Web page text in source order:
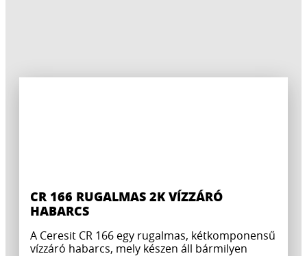
CR 166 RUGALMAS 2K VÍZZÁRÓ
HABARCS
A Ceresit CR 166 egy rugalmas, kétkomponensű
vízzáró habarcs, mely készen áll bármilyen